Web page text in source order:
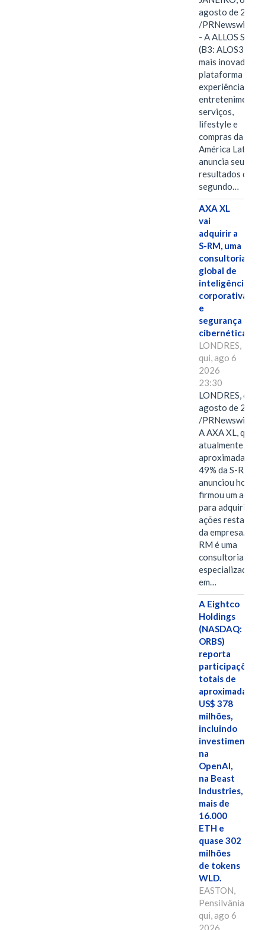
agosto de 2026
/PRNewswire/ -
- A ALLOS S.A.
(B3: ALOS3), a
mais inovadora
plataforma de
experiências,
entretenimento,
serviços,
lifestyle e
compras da
América Latina
anuncia seus
resultados do
segundo…
AXA XL
vai
adquirir a
S-RM, uma
consultoria
global de
inteligência
corporativa
e
segurança
cibernética
LONDRES,
qui, ago 6
2026
23:30
LONDRES, 6 de
agosto de 2026
/PRNewswire/ --
A AXA XL, que
atualmente
49% da S-RM,
anunciou hoje
firmou um
para adquirir as
ações restantes
da empresa. A S-
RM é uma
consultoria
especializada
em…
A Eightco
Holdings
(NASDAQ:
ORBS)
reporta
participações
totais de
US$ 378
milhões,
incluindo
investimentos
na
OpenAI,
na Beast
Industries,
mais de
16.000
ETH e
quase 302
milhões
de tokens
WLD.
EASTON,
Pensilvânia,
qui, ago 6
2026